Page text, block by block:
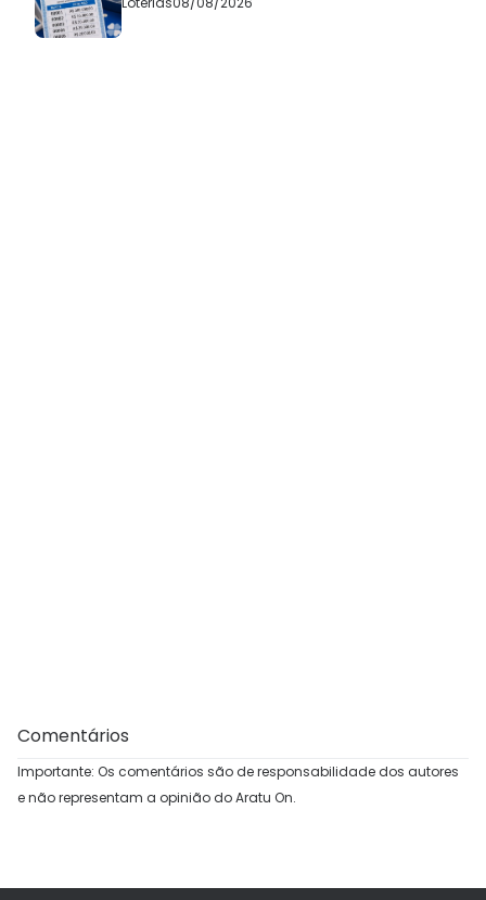
Comentários
Importante: Os comentários são de responsabilidade dos autores
e não representam a opinião do Aratu On.